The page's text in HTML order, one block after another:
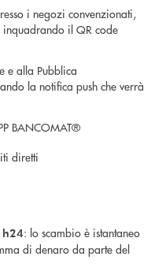
i negozi convenzionati,
inquadrando il QR code
e alla Pubblica
la notifica push che verrà
BANCOMAT®
diretti
: lo scambio è istantaneo
di denaro da parte del